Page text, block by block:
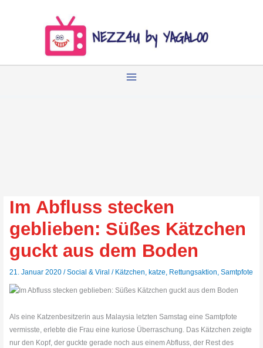
Im Abfluss stecken
geblieben: Süßes Kätzchen
guckt aus dem Boden
21. Januar 2020/Social & Viral / Kätzchen ,katze Rettungsaktion ,Samtpfote
Als eine Katzenbesitzerin aus Malaysia letzten Samstag eine Samtpfote
vermisste, erlebte die Frau eine kuriose Überraschung. Das Kätzchen zeigte
nur den Kopf, der guckte gerade noch aus einem Abfluss, der Rest des